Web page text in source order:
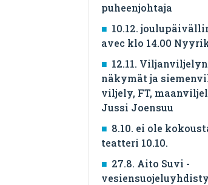
puheenjohtaja
10.12.
avec klo 14.00
12.11. Viljanviljelyn
näkymät ja
viljely, FT,
Jussi Joensuu
8.10. ei ole
teatteri 10.10.
27.8. Aito Suvi -